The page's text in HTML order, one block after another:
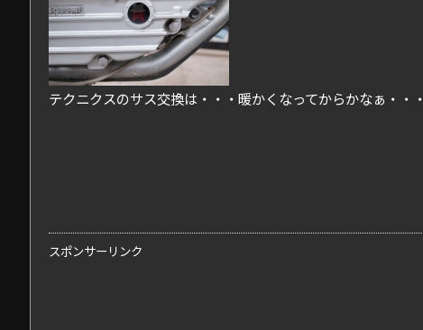
テクニクスのサス交換は・・・暖かくなってからかなぁ・・・
スポンサーリンク